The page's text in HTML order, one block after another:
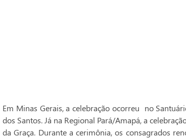
Em Minas Gerais, a celebração ocorreu no
dos Santos. Já na Regional Pará/Amapá, a
da Graça. Durante a cerimônia, os consagrados